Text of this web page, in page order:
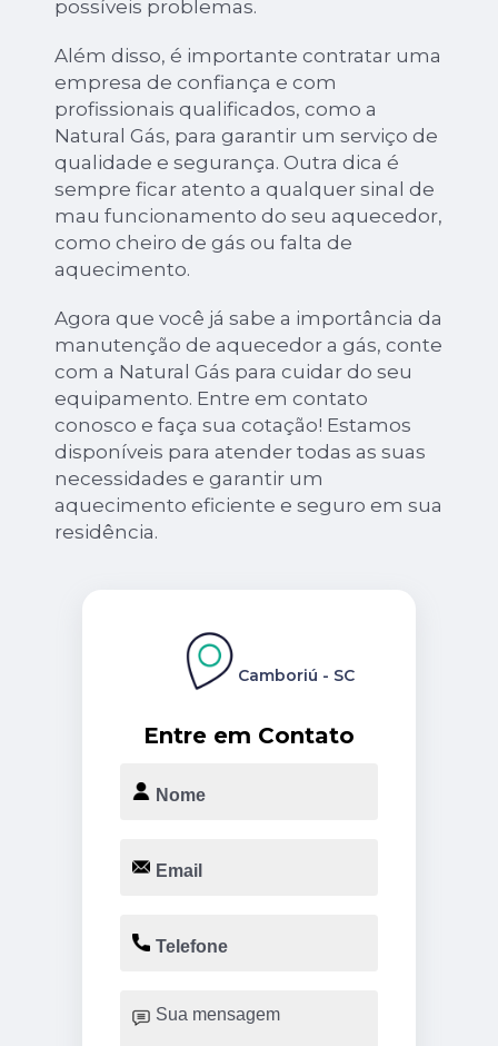
possíveis problemas.
Além disso, é importante contratar uma
empresa de confiança e com
profissionais qualificados, como a
Natural Gás, para garantir um serviço de
qualidade e segurança. Outra dica é
sempre ficar atento a qualquer sinal de
mau funcionamento do seu aquecedor,
como cheiro de gás ou falta de
aquecimento.
Agora que você já sabe a importância da
manutenção de aquecedor a gás, conte
com a Natural Gás para cuidar do seu
equipamento. Entre em contato
conosco e faça sua cotação! Estamos
disponíveis para atender todas as suas
necessidades e garantir um
aquecimento eficiente e seguro em sua
residência.
Entre em Contato
Camboriú - SC